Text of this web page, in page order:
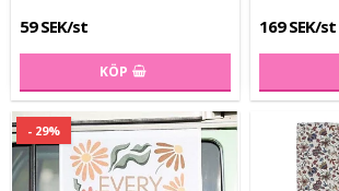
59 SEK/st
KÖP
169 SEK/st
- 29%